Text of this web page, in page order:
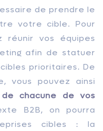
de prendre le
votre cible. Pour
réunir vos équipes
afin de statuer
prioritaires. De
vous pouvez ainsi
chacune de vos
B2B, on pourra
cibles : la